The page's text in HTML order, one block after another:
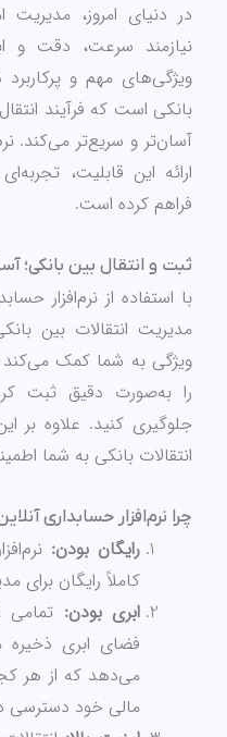
در دنیای امروز،
نیازمند سرعت، دقت و
ویژگی‌های مهم و
بانکی است که فرآیند
آسان‌تر و سریع‌تر می‌کند.
ارائه این قابلیت،
فراهم کرده است.
ثبت و انتقال بین بانکی؛
با استفاده از نرم‌افزار
مدیریت انتقالات بین
ویژگی به شما کمک
را به‌صورت دقیق ثبت
جلوگیری کنید. علاوه بر
انتقالات بانکی به شما
چرا نرم‌افزار حسابداری
رایگان بودن:
کاملاً رایگان برای
ابری بودن: تمامی
فضای ابری
می‌دهد که از هر
مالی خود دسترسی